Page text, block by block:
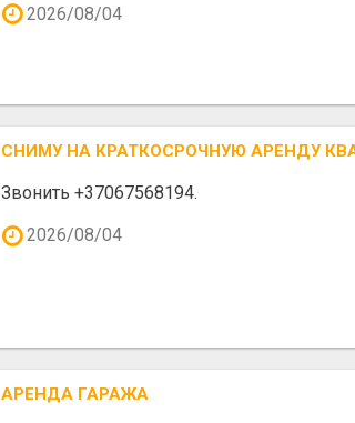
2026/08/04
СНИМУ НА КРАТКОСРОЧНУЮ АРЕНДУ
Звонить +37067568194.
2026/08/04
АРЕНДА ГАРАЖА